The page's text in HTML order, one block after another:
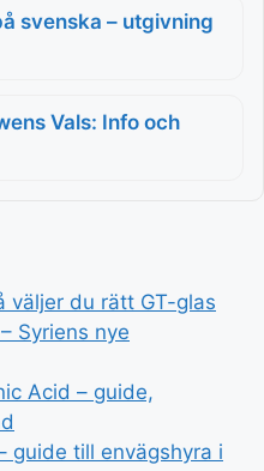
svenska – utgivning
Vals: Info och
väljer du rätt GT-glas
Syriens nye
Acid – guide,
guide till envägshyra i